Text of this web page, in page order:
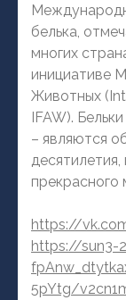
белька,
многих
инициативе
Животных
IFAW).
– являются
прекрасного
https://
https://sun3-
5pYtg/